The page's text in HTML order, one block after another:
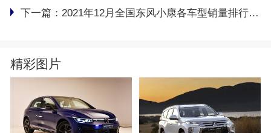
下一篇： 2021年12月全国东风小康各车型销量排行榜完整版
精彩图片